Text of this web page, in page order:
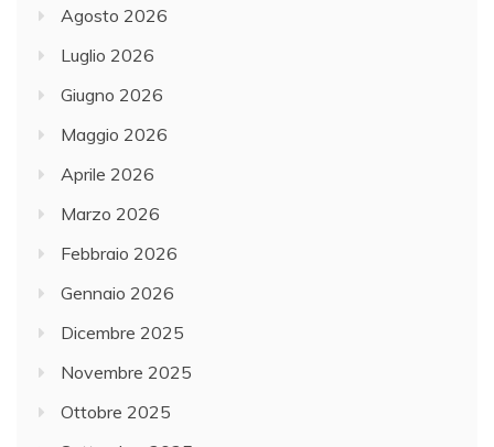
Agosto 2026
Luglio 2026
Giugno 2026
Maggio 2026
Aprile 2026
Marzo 2026
Febbraio 2026
Gennaio 2026
Dicembre 2025
Novembre 2025
Ottobre 2025